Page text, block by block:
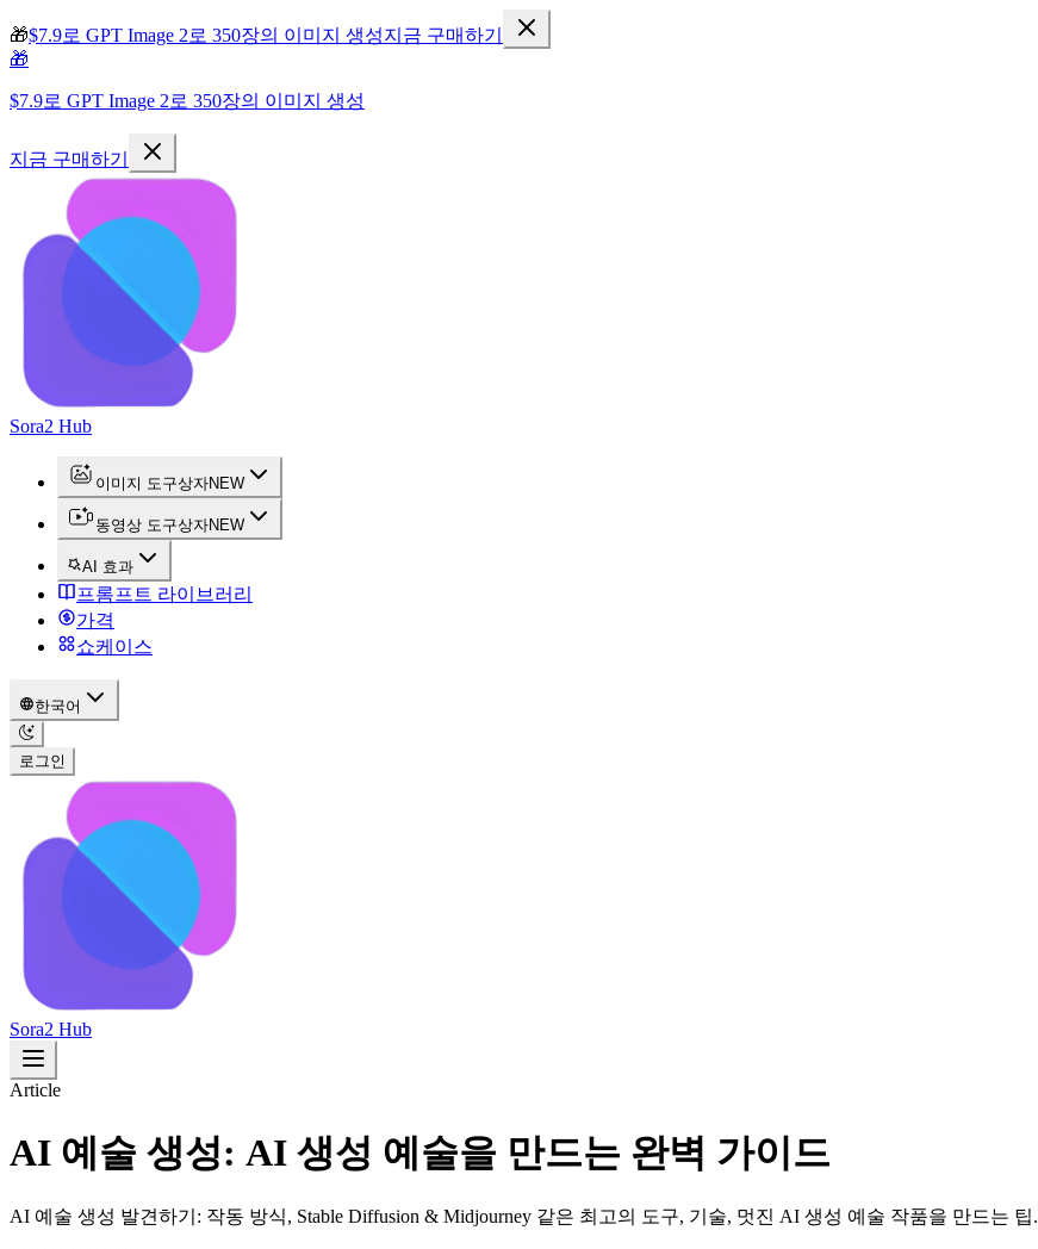
🎁$7.9로 GPT Image 2로 350장의 이미지 생성지금 구매하기
🎁
$7.9로 GPT Image 2로 350장의 이미지 생성
지금 구매하기
Sora2 Hub
이미지 도구상자NEW
동영상 도구상자NEW
AI 효과
프롬프트 라이브러리
가격
쇼케이스
한국어
로그인
Sora2 Hub
Article
AI 예술 생성: AI 생성 예술을 만드는 완벽 가이드
AI 예술 생성 발견하기: 작동 방식, Stable Diffusion & Midjourney 같은 최고의 도구, 기술, 멋진 AI 생성 예술 작품을 만드는 팁.